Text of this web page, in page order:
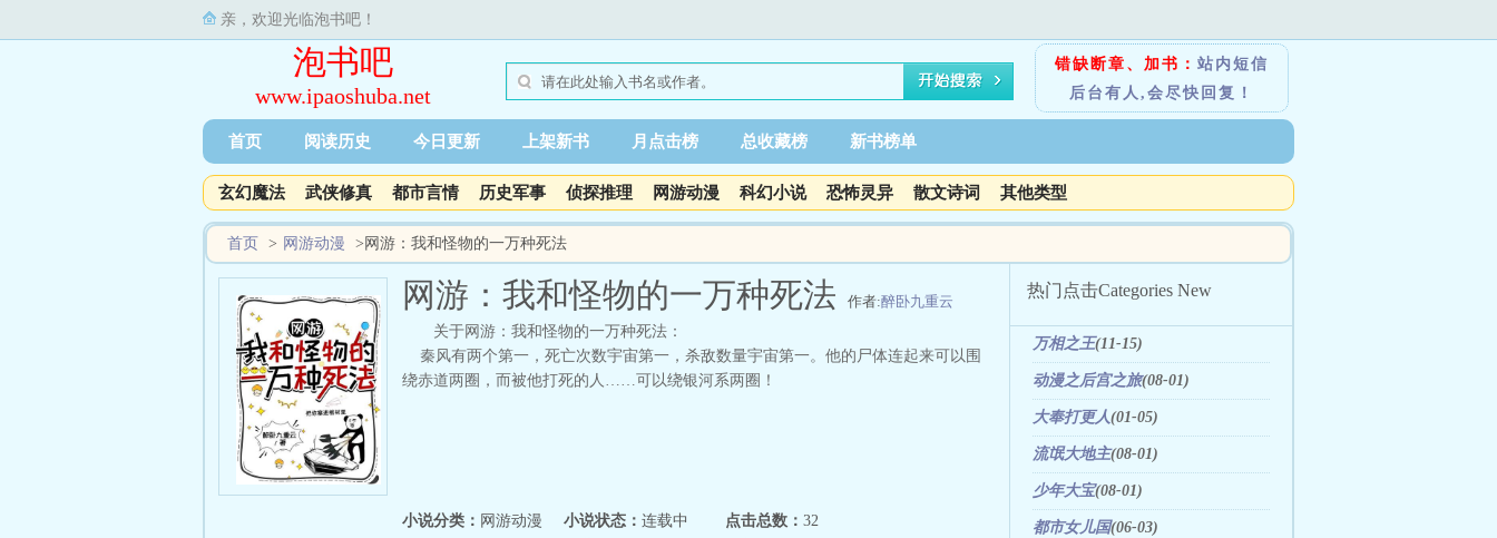
亲，欢迎光临泡书吧！
泡书吧
www.ipaoshuba.net
错缺断章、加书： 站内短信
后台有人,会尽快回复！
首页 阅读历史 今日更新 上架新书 月点击榜 总收藏榜 新书榜单
玄幻魔法 武侠修真 都市言情 历史军事 侦探推理 网游动漫 科幻小说 恐怖灵异 散文诗词 其他类型
首页 > 网游动漫 > 网游：我和怪物的一万种死法
网游：我和怪物的一万种死法 作者:醉卧九重云
关于网游：我和怪物的一万种死法：
秦风有两个第一，死亡次数宇宙第一，杀敌数量宇宙第一。他的尸体连起来可以围
绕赤道两圈，而被他打死的人……可以绕银河系两圈！
小说分类： 网游动漫 小说状态： 连载中 点击总数： 32
热门点击Categories New
万相之王(11-15)
动漫之后宫之旅(08-01)
大奉打更人(01-05)
流氓大地主(08-01)
少年大宝(08-01)
都市女儿国(06-03)